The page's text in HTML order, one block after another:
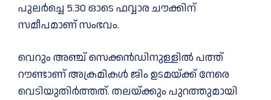
പുലർച്ചെ 5.30 ഓടെ ഫവ്വാര ചൗക്കിന്
സമീപമാണ് സംഭവം.
വെറും അഞ്ച് സെക്കൻഡിനുള്ളിൽ പത്ത്
റൗണ്ടാണ് അക്രമികൾ ജിം ഉടമയ്ക്ക് നേരെ
വെടിയുതിർത്തത്. തലയ്ക്കും പുറത്തുമായി